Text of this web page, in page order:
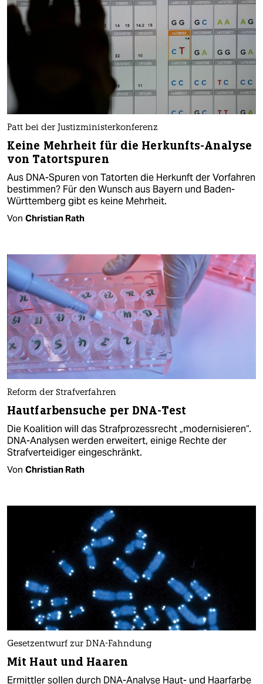
Patt bei der Justizministerkonferenz
Keine Mehrheit für die Herkunfts-Analyse
von Tatortspuren
Aus DNA-Spuren von Tatorten die Herkunft der Vorfahren
bestimmen? Für den Wunsch aus Bayern und Baden-
Württemberg gibt es keine Mehrheit.
Von Christian Rath
Reform der Strafverfahren
Hautfarbensuche per DNA-Test
Die Koalition will das Strafprozessrecht „modernisieren“.
DNA-Analysen werden erweitert, einige Rechte der
Strafverteidiger eingeschränkt.
Von Christian Rath
Gesetzentwurf zur DNA-Fahndung
Mit Haut und Haaren
Ermittler sollen durch DNA-Analyse Haut- und Haarfarbe